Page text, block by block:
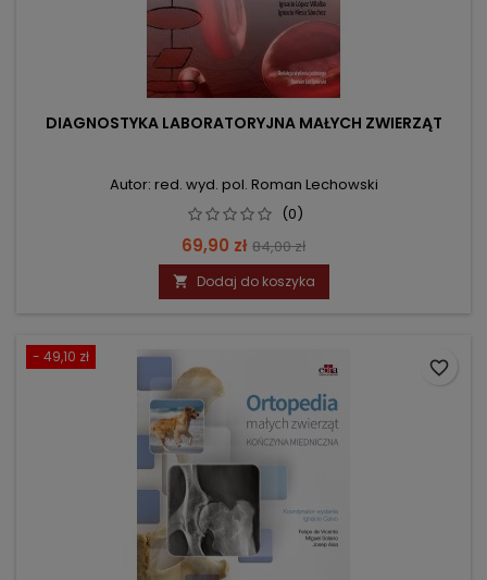
DIAGNOSTYKA LABORATORYJNA MAŁYCH ZWIERZĄT
Autor: red. wyd. pol. Roman Lechowski
(0)
Cena
69,90 zł Cena
podstawowa
84,00 zł
 Dodaj do koszyka
- 49,10 zł
favorite_border